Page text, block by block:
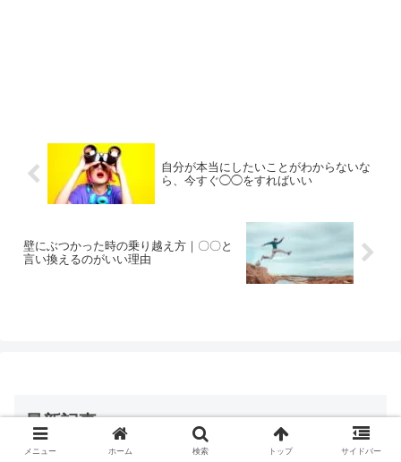
自分が本当にしたいことがわからないな
ら、今すぐ◯◯をすればいい
壁にぶつかった時の乗り越え方｜〇〇と
言い換えるのがいい理由
最新記事
メニュー ホーム 検索 トップ サイドバー